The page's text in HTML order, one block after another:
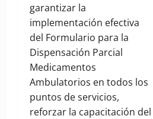
garantizar la
implementación efectiva
del Formulario para la
Dispensación Parcial
Medicamentos
Ambulatorios en todos los
puntos de servicios,
reforzar la capacitación del